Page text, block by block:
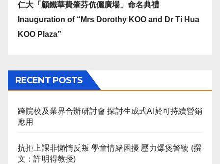
仁大「顧鐵華費肇芬伉儷廣場」命名典禮
Inauguration of “Mrs Dorothy KOO and Dr Ti Hua
KOO Plaza”
RECENT POSTS
跨院校及業界合辦研討會 探討生成式AI於可持續營銷
應用
抗拒上課非懶惰反叛 學童情緒困擾 壓力爆煲警號 (撰
文：許明得教授)